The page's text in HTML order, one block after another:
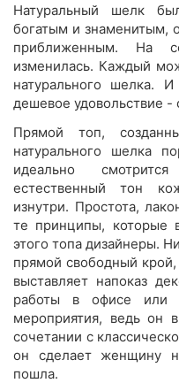
Натуральный шелк
богатым и знаменитым,
приближенным. На
изменилась. Каждый
натурального шелка.
дешевое удовольствие -
Прямой топ,
натурального шелка
идеально
естественный тон
изнутри. Простота,
те принципы, которые
этого топа дизайнеры.
прямой свободный
выставляет напоказ
работы в офисе или
мероприятия, ведь он
сочетании с
он сделает женщину
пошла.